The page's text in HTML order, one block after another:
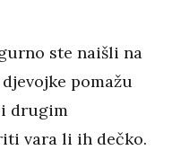
ste naišli na
pomažu
drugim
vara li ih dečko.